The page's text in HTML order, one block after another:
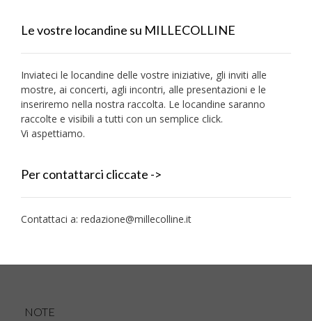
Le vostre locandine su MILLECOLLINE
Inviateci le locandine delle vostre iniziative, gli inviti alle
mostre, ai concerti, agli incontri, alle presentazioni e le
inseriremo nella nostra raccolta. Le locandine saranno
raccolte e visibili a tutti con un semplice click.
Vi aspettiamo.
Per contattarci cliccate ->
Contattaci a: redazione@millecolline.it
NOTE